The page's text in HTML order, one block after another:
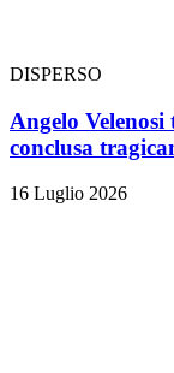
DISPERSO
Angelo
conclusa
16 Luglio 2026